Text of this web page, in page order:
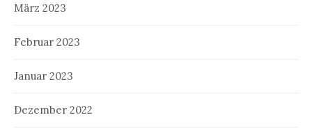
März 2023
Februar 2023
Januar 2023
Dezember 2022